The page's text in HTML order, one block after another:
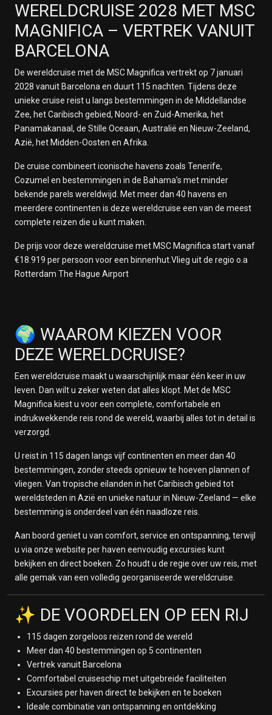
Op Zee
St. Cruz de Tenerife
10 januari 2028
11 januari 2028
Op Zee
12 januari 2028
Op Zee
13 januari 2028
Op Zee
14 januari 2028
Op Zee
15 januari 2028
Op Zee
16 januari 2028
17 januari 2028
Op Zee
18 januari 2028
20 januari 2028
21 januari 2028
Op Zee
22 januari 2028
Puerto Limon
23 januari 2028
Panamakanaal
Panamakanaal
25 januari 2028
Manta
26 januari 2028
Op Zee
Callao
28 januari 2028
Callao
29 januari 2028
Op Zee
30 januari 2028
Arica
31 januari 2028
Op Zee
1 februari 2028
Op Zee
2 februari 2028
Op Zee
WERELDCRUISE 2028 MET MSC
MAGNIFICA – VERTREK VANUIT
BARCELONA
De wereldcruise met de MSC Magnifica vertrekt op 7 januari
2028 vanuit Barcelona en duurt 115 nachten. Tijdens deze
unieke cruise reist u langs bestemmingen in de Middellandse
Zee, het Caribisch gebied, Noord- en Zuid-Amerika, het
Panamakanaal, de Stille Oceaan, Australië en Nieuw-Zeeland,
Azië, het Midden-Oosten en Afrika.
De cruise combineert iconische havens zoals Tenerife,
Cozumel en bestemmingen in de Bahama’s met minder
bekende parels wereldwijd. Met meer dan 40 havens en
meerdere continenten is deze wereldcruise een van de meest
complete reizen die u kunt maken.
De prijs voor deze wereldcruise met MSC Magnifica start vanaf
€18.919 per persoon voor een binnenhut.Vlieg uit de regio o.a
Rotterdam The Hague Airport
🌍 WAAROM KIEZEN VOOR
DEZE WERELDCRUISE?
Een wereldcruise maakt u waarschijnlijk maar één keer in uw
leven. Dan wilt u zeker weten dat alles klopt. Met de MSC
Magnifica kiest u voor een complete, comfortabele en
indrukwekkende reis rond de wereld, waarbij alles tot in detail is
verzorgd.
U reist in 115 dagen langs vijf continenten en meer dan 40
bestemmingen, zonder steeds opnieuw te hoeven plannen of
vliegen. Van tropische eilanden in het Caribisch gebied tot
wereldsteden in Azië en unieke natuur in Nieuw-Zeeland — elke
bestemming is onderdeel van één naadloze reis.
Aan boord geniet u van comfort, service en ontspanning, terwijl
u via onze website per haven eenvoudig excursies kunt
bekijken en direct boeken. Zo houdt u de regie over uw reis, met
alle gemak van een volledig georganiseerde wereldcruise.
✨ DE VOORDELEN OP EEN RIJ
115 dagen zorgeloos reizen rond de wereld
Meer dan 40 bestemmingen op 5 continenten
Vertrek vanuit Barcelona
Comfortabel cruiseschip met uitgebreide faciliteiten
Excursies per haven direct te bekijken en te boeken
Ideale combinatie van ontspanning en ontdekking